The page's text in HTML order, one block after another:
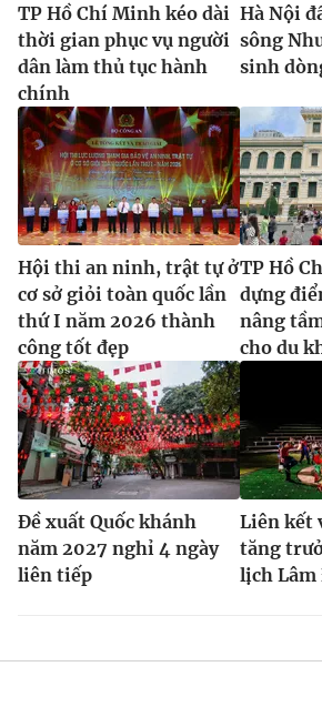
TP Hồ Chí Minh kéo dài
thời gian phục vụ người
dân làm thủ tục hành
chính
Hà Nội
sông
sinh
Hội thi an ninh, trật tự ở
cơ sở giỏi toàn quốc lần
thứ I năm 2026 thành
công tốt đẹp
TP Hồ
dựng
nâng
cho du
Đề xuất Quốc khánh
năm 2027 nghỉ 4 ngày
liên tiếp
Liên kết
tăng
lịch Lâm